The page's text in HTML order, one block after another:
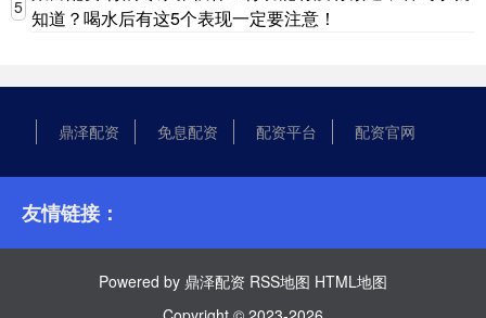
5 知道？喝水后有这5个表现一定要注意！
鼎泽配资 免息配资 配资平台 配资官网
友情链接：
Powered by 鼎泽配资 RSS地图 HTML地图